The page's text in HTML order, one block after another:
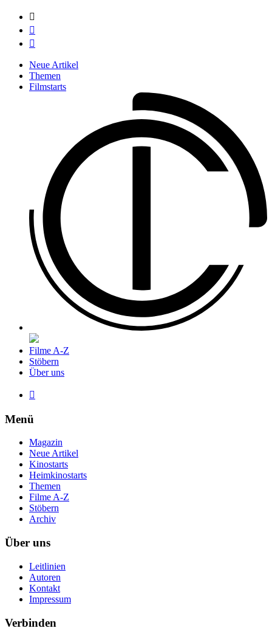



Neue Artikel
Themen
Filmstarts
Filme A-Z
Stöbern
Über uns

Menü
Magazin
Neue Artikel
Kinostarts
Heimkinostarts
Themen
Filme A-Z
Stöbern
Archiv
Über uns
Leitlinien
Autoren
Kontakt
Impressum
Verbinden